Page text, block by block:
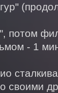
потом
- 1
своими